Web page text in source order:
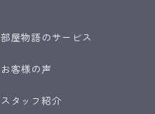
部屋物語のサービス
お客様の声
スタッフ紹介